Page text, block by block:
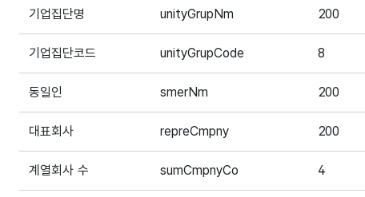
기업집단명 unityGrupNm 200
기업집단코드 unityGrupCode 8
동일인 smerNm 200
대표회사 repreCmpny 200
계열회사 수 sumCmpnyCo 4